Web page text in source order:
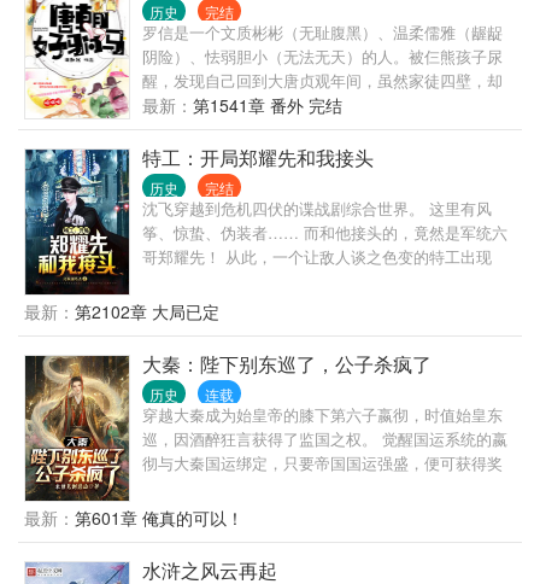
历史 完结
罗信是一个文质彬彬（无耻腹黑）、温柔儒雅（龌龊
阴险）、怯弱胆小（无法无天）的人。被仨熊孩子尿
醒，发现自己回到大唐贞观年间，虽然家徒四壁，却
有一个娇柔温顺的小娘子需要调教，呃，不对，应该
是培养……且看罗信如何刚正不阿（溜须拍马）、锄
强扶弱（仗势欺人）、指点江山（拳打门阀，脚踩权
贵），坐马车住豪宅，三妻四妾睡成排......
最新： 第1541章 番外 完结
特工：开局郑耀先和我接头
历史 完结
沈飞穿越到危机四伏的谍战剧综合世界。 这里有风
筝、惊蛰、伪装者…… 而和他接头的，竟然是军统六
哥郑耀先！ 从此，一个让敌人谈之色变的特工出现
最新： 第2102章 大局已定
大秦：陛下别东巡了，公子杀疯了
历史 连载
穿越大秦成为始皇帝的膝下第六子嬴彻，时值始皇东
巡，因酒醉狂言获得了监国之权。 觉醒国运系统的嬴
彻与大秦国运绑定，只要帝国国运强盛，便可获得奖
手干，一发不可收拾。 当始皇陛下东巡期间收到源源
不断的奏报，表情愈发古怪：这文武百官...编奏疏怎
么越编越离谱？ 待到东巡归来，始皇陛下看着大秦帝
最新： 第601章 俺真的可以！
水浒之风云再起